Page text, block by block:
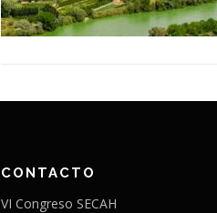
CONTACTO
VI Congreso SECAH